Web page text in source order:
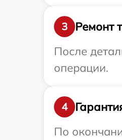
3
Ремонт
После
операции.
4
По